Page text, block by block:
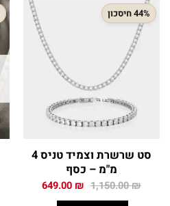
44% חיסכון
סט שרשרת וצמיד טניס 4
מ"מ – כסף
1,150.00₪ המחיר
649.00 ₪ המחיר